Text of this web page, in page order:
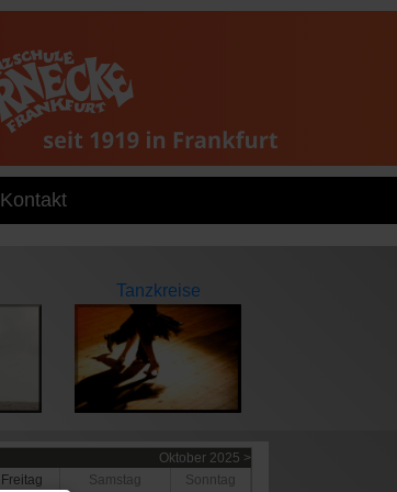
Kontakt
Tanzkreise
Oktober 2025 >
Freitag Samstag Sonntag